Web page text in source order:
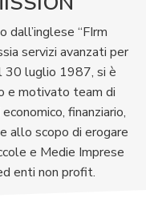
dall’inglese “FIrm
servizi avanzati per
30 luglio 1987, si è
e motivato team di
finanziario,
allo scopo di erogare
e Medie Imprese
enti non profit.